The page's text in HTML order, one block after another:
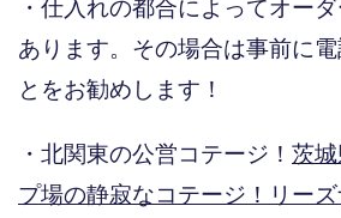
・仕入れの都合によってオー
あります。その場合は事前に
とをお勧めします！
・北関東の公営コテージ！ 茨
プ場の静寂なコテージ！リー